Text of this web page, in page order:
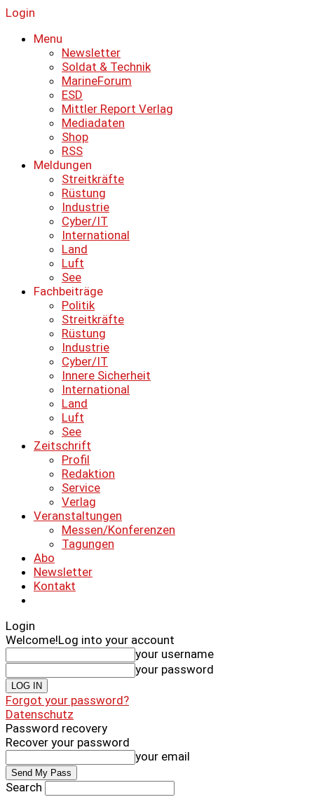
Login
Menu
Newsletter
Soldat & Technik
MarineForum
ESD
Mittler Report Verlag
Mediadaten
Shop
RSS
Meldungen
Streitkräfte
Rüstung
Industrie
Cyber/IT
International
Land
Luft
See
Fachbeiträge
Politik
Streitkräfte
Rüstung
Industrie
Cyber/IT
Innere Sicherheit
International
Land
Luft
See
Zeitschrift
Profil
Redaktion
Service
Verlag
Veranstaltungen
Messen/Konferenzen
Tagungen
Abo
Newsletter
Kontakt
Login
Welcome!Log into your account
your username
your password
Forgot your password?
Datenschutz
Password recovery
Recover your password
your email
Search